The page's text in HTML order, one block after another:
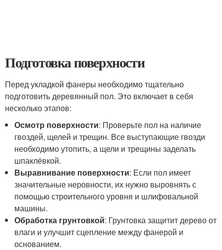
Подготовка поверхности
Перед укладкой фанеры необходимо тщательно
подготовить деревянный пол. Это включает в себя
несколько этапов:
Осмотр поверхности: Проверьте пол на наличие
гвоздей, щелей и трещин. Все выступающие гвозди
необходимо утопить, а щели и трещины заделать
шпаклёвкой.
Выравнивание поверхности: Если пол имеет
значительные неровности, их нужно выровнять с
помощью строительного уровня и шлифовальной
машины.
Обработка грунтовкой: Грунтовка защитит дерево от
влаги и улучшит сцепление между фанерой и
основанием.